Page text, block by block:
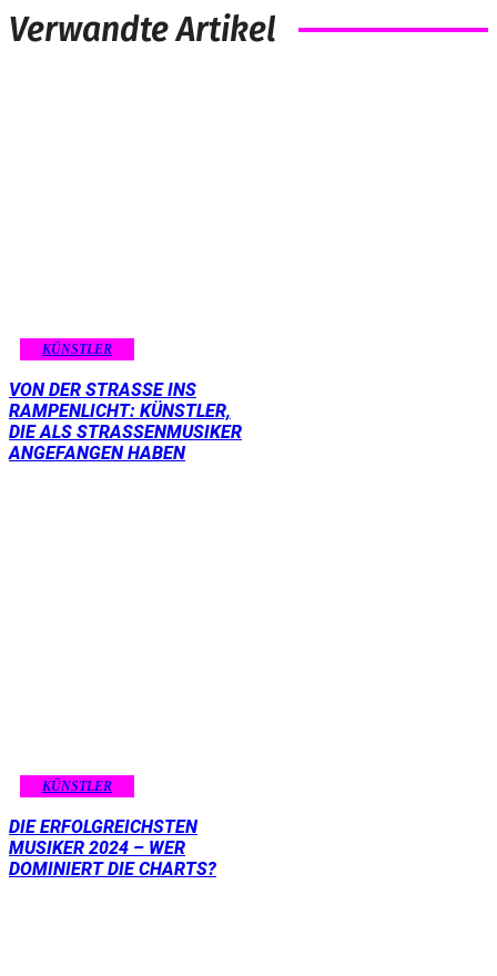
Verwandte Artikel
KÜNSTLER
VON DER STRASSE INS R
AMPENLICHT: KÜNSTLER, D
IE ALS STRASSENMUSIKER AN
GEFANGEN HABEN
KÜNSTLER
DIE ERFOLGREICHSTEN
MUSIKER 2024 – WER
DOMINIERT DIE CHARTS?